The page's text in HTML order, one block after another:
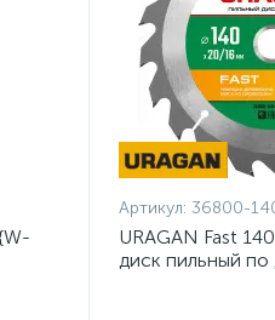
Артикул: 36800-
URAGAN Fast
диск пильный